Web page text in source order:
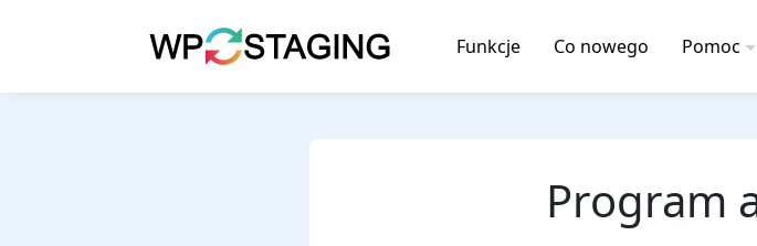
Funkcje Co nowego Pomoc
Program